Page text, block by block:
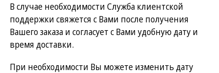
В случае необходимости Служба клиентской
поддержки свяжется с Вами после получения
Вашего заказа и согласует с Вами удобную дату и
время доставки.
При необходимости Вы можете изменить дату